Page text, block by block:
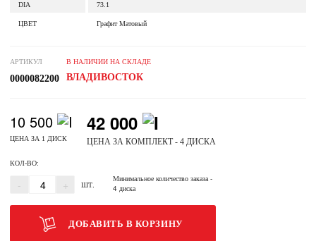
DIA 73.1
ЦВЕТ Графит Матовый
АРТИКУЛ
0000082200
В НАЛИЧИИ НА СКЛАДЕ
ВЛАДИВОСТОК
10 500
ЦЕНА ЗА 1 ДИСК
42 000
ЦЕНА ЗА КОМПЛЕКТ - 4 ДИСКА
КОЛ-ВО:
- + ШТ.
Минимальное количество заказа-
4 диска
ДОБАВИТЬ В КОРЗИНУ